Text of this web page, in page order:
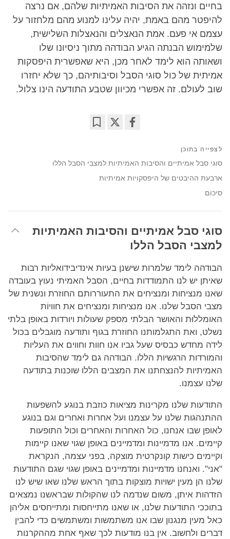
בחיים ונזהה את הסיבות האמיתיות שלהם, אם נרצה
להיפטר מהם באמת, יהיה עלינו למנוע מהם מלחזור על
עצמם אי פעם. אמת הנאצלים והנאצלות השלישית,
שלמימוש הבנתה הגיע הבודהה מתוך ניסיונו שלו
ושאותה הוא לימד לאחר מכן, היא שאפשרית היפסקות
אמיתית של כול סוגי הסבל וסיבותיהם, כך שלא יחזרו
שוב לעולם. זה אפשרי מכיוון שטבע התודעה הינו צלול.
facebook
לצפייה בתוכן
סוגי סבל אמיתיים והסיבות האמיתיות למצבי הסבל הללו
ארבעת ההיבטים של היפסקויות אמיתיות
סיכום
סוגי סבל אמיתיים והסיבות האמיתיות
למצבי הסבל הללו
הבודהה לימד שלמרות שישנן בעיות אינדיבידואליות רבות
שאיתן יש לנו התמודדות בחיים, הסבל האמיתי נעוץ בעובדה
שאנו מנציחות ומנציחים את התעוררותם החוזרת ונשנית של
מצבי הסבל שלנו. אנו מנציחות ומנציחים את חוויוֹת
האומללוּת והאושר הבלתי מספק שעולות ויורדות באופן בלתי
נשלט, ואת התגלמותנו החוזרת בגוף ותודעה מוגבלים בכול
לידה מחדש כבסיס שעל גביו אנו חוות וחווים את העליות
והמורדות הרגשיות הללו. הבודהה גם לימד שהסיבות
האמיתיות להנצחתנו את המצבים הללו שוכנות בתודעה
שלנו עצמנו.
התודעות שלנו מקרינות מציאות כוזבת בנוגע להשפעות
ההתנהגות שלנו על עצמנו ועל אחרות ואחרים וגם בנוגע
לאופן שבו אנחנו, כול האחרות והאחרים וכול התופעות
קיימים. אנו מדמיינות ומדמיינים באופן שגוי שאנו קיימות
וקיימים כישות קונקרטית מוצקה, בפני עצמה, הנקראת
"אני". ואנחנו מדמיינות ומדמיינים באופן שגוי שגם התודעות
שלנו הן מעין ישויות מוצקות בתוך הראש שלנו שאו שיש לנו
הזדהות איתן, משום שנדמה לנו שהקולות שבראשנו נמצאים
בתוככי התודעות שלנו, או שאנו מתייחסות ומתייחסים אליהן
כאל מעין מנגנון שבו אנו משתמשות ומשתמשים כדי להבין
דברים ולחשוב. אין בנו מודעות לכך שאף אחת מההקרנות